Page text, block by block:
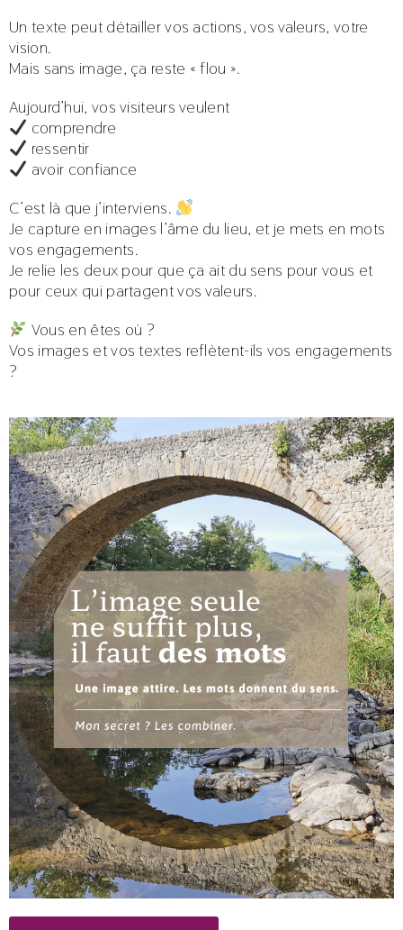
Un texte peut détailler vos actions, vos valeurs, votre
vision.
Mais sans image, ça reste « flou ».
Aujourd’hui, vos visiteurs veulent
comprendre
ressentir
avoir confiance
C’est là que j’interviens.
Je capture en images l’âme du lieu, et je mets en mots
vos engagements.
Je relie les deux pour que ça ait du sens pour vous et
pour ceux qui partagent vos valeurs.
Vous en êtes où ?
Vos images et vos textes reflètent-ils vos engagements
?